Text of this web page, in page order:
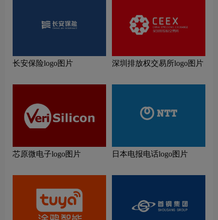
长安保险logo图片 深圳排放权交易所logo图片
芯原微电子logo图片 日本电报电话logo图片